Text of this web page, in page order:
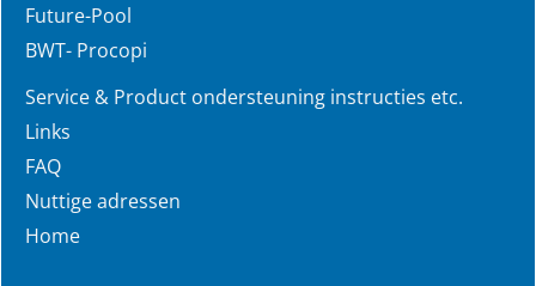
Future-Pool
BWT- Procopi
Service & Product ondersteuning instructies etc.
Links
FAQ
Nuttige adressen
Home